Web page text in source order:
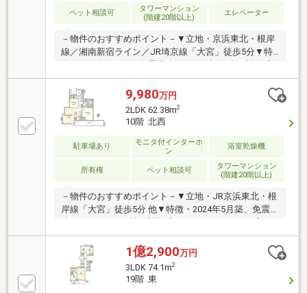
ペット相談可
タワーマンション
(階建20階以上)
エレベーター
－物件のおすすめポイント－▼立地・京浜東北・根岸
線／湘南新宿ライン／JR埼京線「大宮」徒歩5分▼特
キッチン・WIC3か所等、各洋室・廊下に収納有・2面
バルコニーに3室が面する設計・ゲストルーム等の共
用施設有・ご不在時も荷物が受け取れる宅配ボックス
有・ペット飼育可能(細則有・足洗い場有)▼周辺環
境・マルエツ大宮サクラスクエア店 徒歩1分(約40m)・
成城石井ルミネ大宮ルミネ2店 徒歩3分(約190m)■ ご希
望の住まい探しをお手伝いします ━━━━━・・・物
件の詳細・ご相談はお気軽にお問い合わせください。
9,980万円
2LDK 62.38m2
10階 北西
駐車場あり
モニタ付インターホ
ン
浴室乾燥機
所有権 ペット相談可
タワーマンション
(階建20階以上)
－物件のおすすめポイント－▼立地・JR京浜東北・根
岸線「大宮」徒歩5分 他▼特徴・2024年5月築、免震構
4.4帖は2WAY仕様・コンシェルジュサービス有(8時～
18時)・ペット飼育可能(細則有)・ゴミ置場・宅配ボッ
クス・トランクルーム(各階)・ゲストルーム等の共用
施設有▼設備・食洗機・ディスポーザー・浴室暖房乾
燥機・エコジョーズ▼周辺環境・マルエツ大宮サクラ
1億2,900万円
3LDK 74.1m2
19階 東